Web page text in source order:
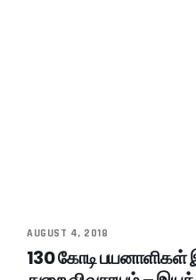
AUGUST 4, 2018
130 கோடி பயனாளிகள்